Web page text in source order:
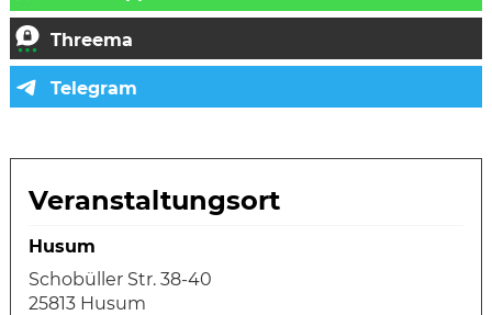
Veranstaltungsort
Husum
Schobüller Str. 38-40
25813 Husum